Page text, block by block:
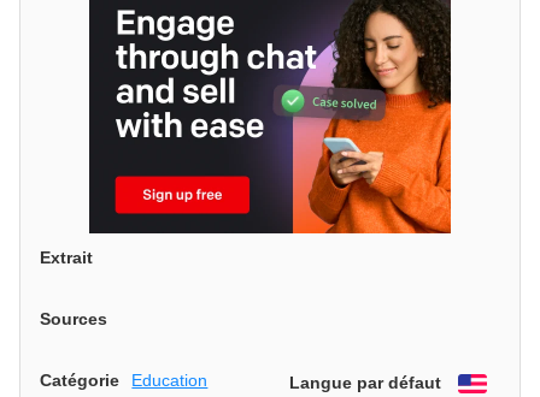
Extrait
Sources
Catégorie Education Langue par défaut